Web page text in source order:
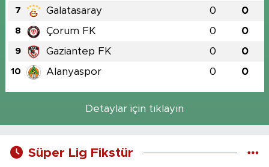
7 Galatasaray 0 0
8 Çorum FK 0 0
9 Gaziantep FK 0 0
10 Alanyaspor 0 0
Detaylar için tıklayın
Süper Lig Fikstür